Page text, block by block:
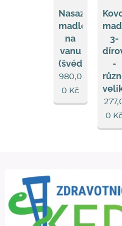
Nasazovací
madlo
na
vanu
(švédské)
980,0
0 Kč
3-
-
0